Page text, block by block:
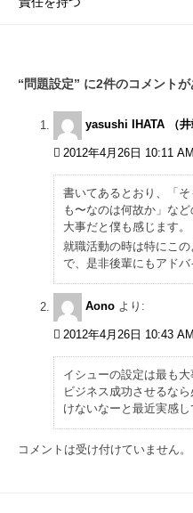
投
ビ
ゲ
“問題設定” に2件のコメント
yasushi IHATA （
2012年4月26日 10:11 AM
書いてあるとおり、「
も〜なのは何故か」な
大事だと僕も感じます。
就職活動の時は特にこ
で、是非後輩にもアドバ
Aono より:
2012年4月26日 10:43 AM
イシューの設定は最も大
ビジネス成功させるな
けないなーと最近実感し
コメントは受け付けていません。